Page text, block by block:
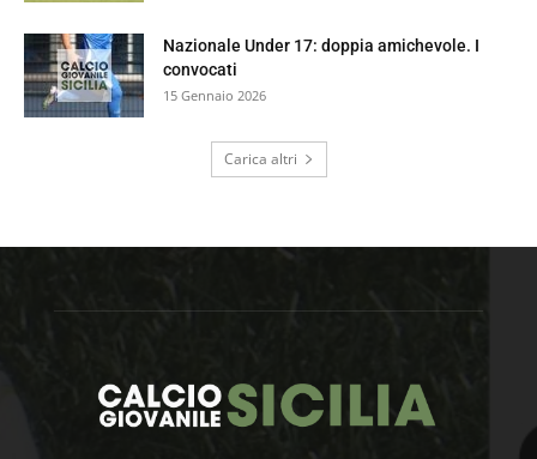
Nazionale Under 17: doppia amichevole. I
convocati
15 Gennaio 2026
Carica altri